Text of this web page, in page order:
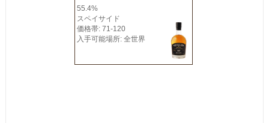
55.4%
スペイサイド
価格帯: 71-120
入手可能場所: 全世界